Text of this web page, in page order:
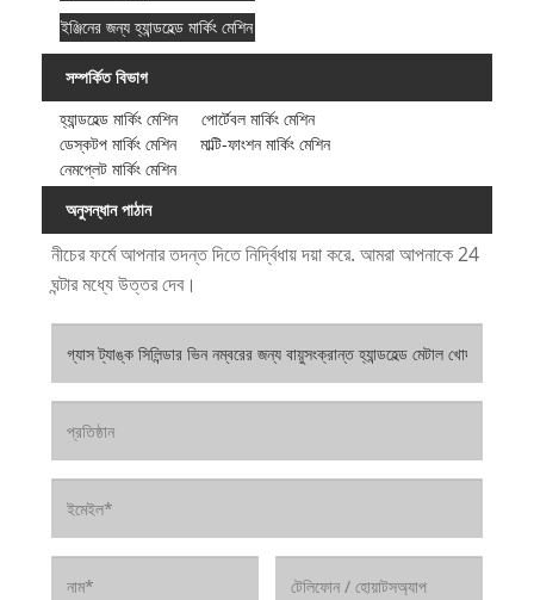
ইঞ্জিনের জন্য হ্যান্ডহেল্ড মার্কিং মেশিন
সম্পর্কিত বিভাগ
হ্যান্ডহেল্ড মার্কিং মেশিন
পোর্টেবল মার্কিং মেশিন
ডেস্কটপ মার্কিং মেশিন
মাল্টি-ফাংশন মার্কিং মেশিন
নেমপ্লেট মার্কিং মেশিন
অনুসন্ধান পাঠান
নীচের ফর্মে আপনার তদন্ত দিতে নির্দ্বিধায় দয়া করে. আমরা আপনাকে 24
ঘন্টার মধ্যে উত্তর দেব।